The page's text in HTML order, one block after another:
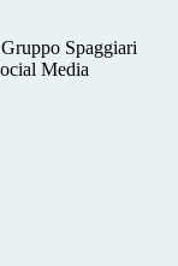
Spaggiari
Media